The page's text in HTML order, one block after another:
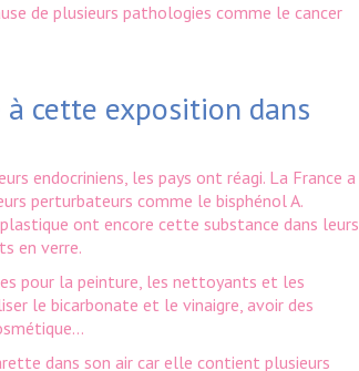
de plusieurs pathologies comme le cancer
cette exposition dans
endocriniens, les pays ont réagi. La France a
perturbateurs comme le bisphénol A.
ont encore cette substance dans leurs
en verre.
pour la peinture, les nettoyants et les
le bicarbonate et le vinaigre, avoir des
dans son air car elle contient plusieurs